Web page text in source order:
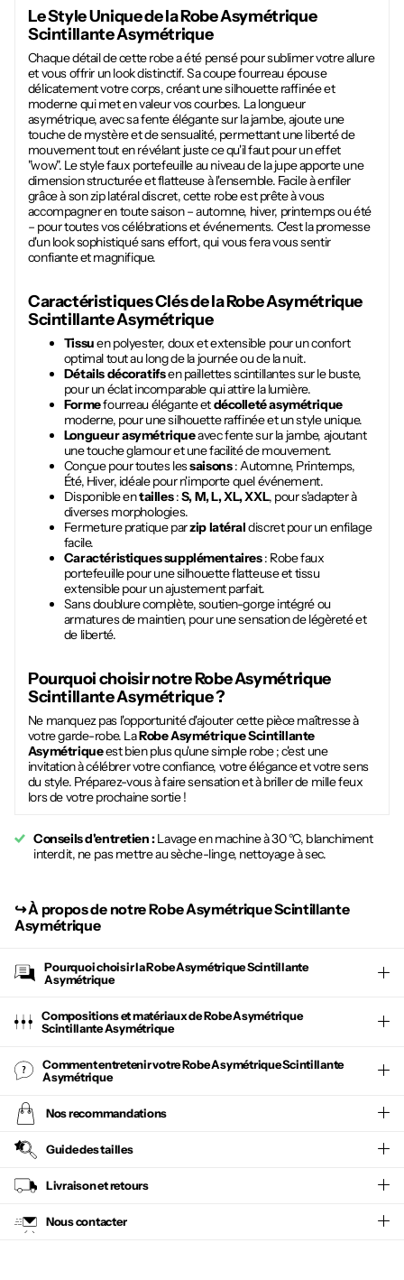
Le Style Unique de laRobe Asymétrique
Scintillante Asymétrique
Chaque détail de cette robe a été pensé pour sublimer votre allure
et vous offrir un look distinctif. Sa coupe fourreau épouse
délicatement votre corps, créant une silhouette raffinée et
moderne qui met en valeur vos courbes. La longueur
asymétrique, avec sa fente élégante sur la jambe, ajoute une
touche de mystère et de sensualité, permettant une liberté de
mouvement tout en révélant juste ce qu'il faut pour un effet
"wow". Le style faux portefeuille au niveau de la jupe apporte une
dimension structurée et flatteuse à l'ensemble. Facile à enfiler
grâce à son zip latéral discret, cette robe est prête à vous
accompagner en toute saison – automne, hiver, printemps ou été
– pour toutes vos célébrations et événements. C'est la promesse
d'un look sophistiqué sans effort, qui vous fera vous sentir
confiante et magnifique.
Caractéristiques Clés de laRobe Asymétrique
Scintillante Asymétrique
Tissuen polyester, doux et extensible pour un confort
optimal tout au long de la journée ou de la nuit.
Détails décoratifsen paillettes scintillantes sur le buste,
pour un éclat incomparable qui attire la lumière.
Formefourreau élégante etdécolleté asymétrique
moderne, pour une silhouette raffinée et un style unique.
Longueur asymétriqueavec fente sur la jambe, ajoutant
une touche glamour et une facilité de mouvement.
Conçue pour toutes lessaisons: Automne, Printemps,
Été, Hiver, idéale pour n'importe quel événement.
Disponible entailles:S, M, L, XL, XXL, pour s'adapter à
diverses morphologies.
Fermeture pratique parzip latéraldiscret pour un enfilage
facile.
Caractéristiques supplémentaires: Robe faux
portefeuille pour une silhouette flatteuse et tissu
extensible pour un ajustement parfait.
Sans doublure complète, soutien-gorge intégré ou
armatures de maintien, pour une sensation de légèreté et
de liberté.
Pourquoi choisir notreRobe Asymétrique
Scintillante Asymétrique?
Ne manquez pas l'opportunité d'ajouter cette pièce maîtresse à
votre garde-robe. LaRobe Asymétrique Scintillante
Asymétriqueest bien plus qu'une simple robe ; c'est une
invitation à célébrer votre confiance, votre élégance et votre sens
du style. Préparez-vous à faire sensation et à briller de mille feux
lors de votre prochaine sortie !
Conseils d'entretien :Lavage en machine à 30 °C, blanchiment
interdit, ne pas mettre au sèche-linge, nettoyage à sec.
↪︎À propos de notre Robe Asymétrique Scintillante
Asymétrique
Pourquoi choisir laRobe Asymétrique Scintillante
Asymétrique
Compositions et matériaux de Robe Asymétrique
Scintillante Asymétrique
Comment entretenir votreRobe Asymétrique Scintillante
Asymétrique
Nos recommandations
Guide des tailles
Livraison et retours
Nous contacter